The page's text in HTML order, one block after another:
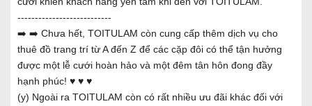
---------------------------
➡️ ➡️ Chưa hết, TOITULAM còn cung cấp thêm dịch vụ cho
thuê đồ trang trí từ A đến Z để các cặp đôi có thể tận hưởng
được một lễ cưới hoàn hảo và một đêm tân hôn đong đầy
hạnh phúc! ♥ ♥ ♥
(y) Ngoài ra TOITULAM còn có rất nhiều ưu đãi khác đối với